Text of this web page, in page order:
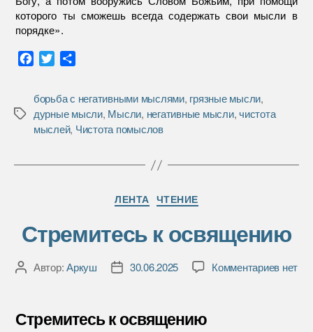
которого ты сможешь всегда содержать свои мысли в
порядке».
e
b
o
k
t
t
e
р
а
в
т
Метки
борьба с негативными мыслями, грязные мысли,
дурные мысли, Мысли, негативные мысли, чистота
мыслей, Чистота помыслов
Рубрики
ЛЕНТА ЧТЕНИЕ
Стремитесь к освящению
АвторАвтор:Аркуш
Дата30.06.2025 Комментариевкнет
Стремитесь к освящению